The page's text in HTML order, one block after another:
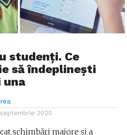
studenți. Ce
să îndeplinești
una
2020
schimbări majore și a